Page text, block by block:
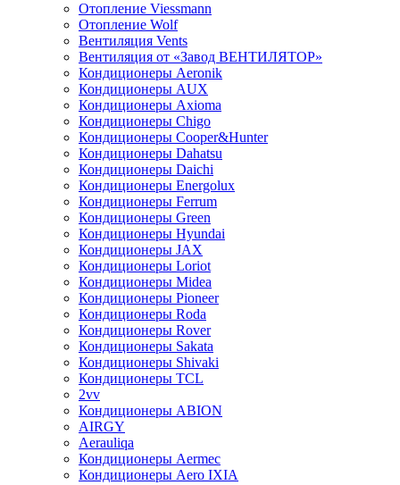
Отопление Viessmann
Отопление Wolf
Вентиляция Vents
Вентиляция от «Завод ВЕНТИЛЯТОР»
Кондиционеры Aeronik
Кондиционеры AUX
Кондиционеры Axioma
Кондиционеры Chigo
Кондиционеры Cooper&Hunter
Кондиционеры Dahatsu
Кондиционеры Daichi
Кондиционеры Energolux
Кондиционеры Ferrum
Кондиционеры Green
Кондиционеры Hyundai
Кондиционеры JAX
Кондиционеры Loriot
Кондиционеры Midea
Кондиционеры Pioneer
Кондиционеры Roda
Кондиционеры Rover
Кондиционеры Sakata
Кондиционеры Shivaki
Кондиционеры TCL
2vv
Кондиционеры ABION
AIRGY
Aerauliqa
Кондиционеры Aermec
Кондиционеры Aero IXIA